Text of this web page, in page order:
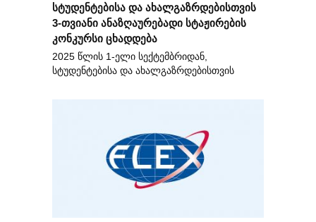
სტუდენტებისა და ახალგაზრდებისთვის
3-თვიანი ანაზღაურებადი სტაჟირების
კონკურსი ცხადდება
2025 წლის 1-ელი სექტემბრიდან,
სტუდენტებისა და ახალგაზრდებისთვის